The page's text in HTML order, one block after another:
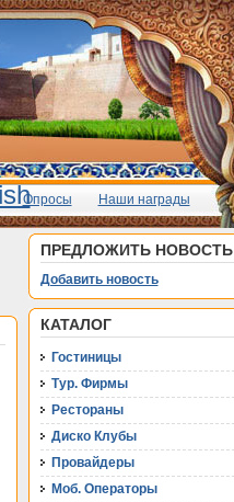
Опросы Наши награды
ПРЕДЛОЖИТЬ НОВОСТЬ
Добавить новость
КАТАЛОГ
Гостиницы
Тур. Фирмы
Рестораны
Диско Клубы
Провайдеры
Моб. Операторы